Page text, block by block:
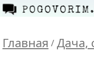
Главная / Дача,